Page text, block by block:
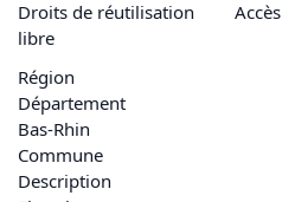
Droits de réutilisation
Accès
libre
Région
Département
Bas-Rhin
Commune
Description